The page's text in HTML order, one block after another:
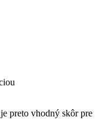
preto vhodný skôr pre